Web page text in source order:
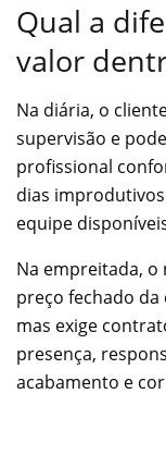
Qual a
valor
Na diária, o
supervisão e
profissional
dias
equipe
Na empreitada,
preço fechado da
mas exige
presença,
acabamento e